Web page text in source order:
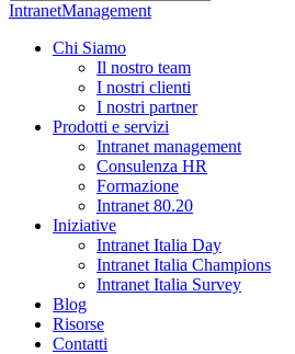
IntranetManagement
Chi Siamo
Il nostro team
I nostri clienti
I nostri partner
Prodotti e servizi
Intranet management
Consulenza HR
Formazione
Intranet 80.20
Iniziative
Intranet Italia Day
Intranet Italia Champions
Intranet Italia Survey
Blog
Risorse
Contatti